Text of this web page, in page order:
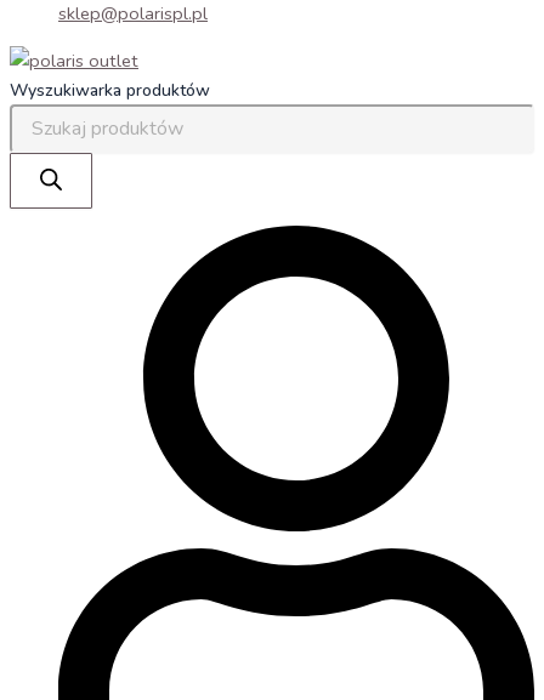
sklep@polarispl.pl
Wyszukiwarka produktów